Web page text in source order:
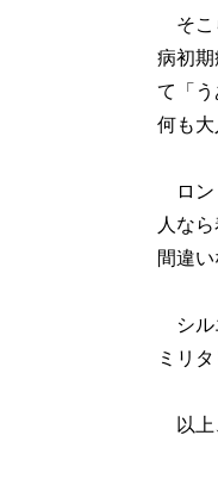
そこ
病初
て「う
何も大
ロン
人な
間違い
シル
ミリ